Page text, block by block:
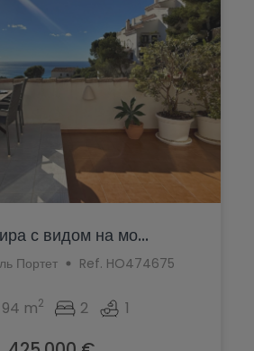
с видом на мо...
Портет Ref. HO474675
94 m2 2 1